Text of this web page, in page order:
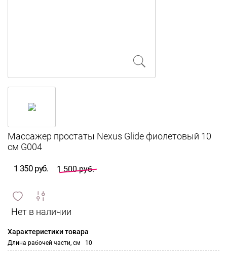
1 350 руб. 1 500 руб.
и
сравнить
ИЗБРАННОЕ
Характеристики товара
Длина рабочей части, см 10